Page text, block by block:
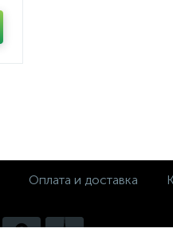
Оплата и доставка